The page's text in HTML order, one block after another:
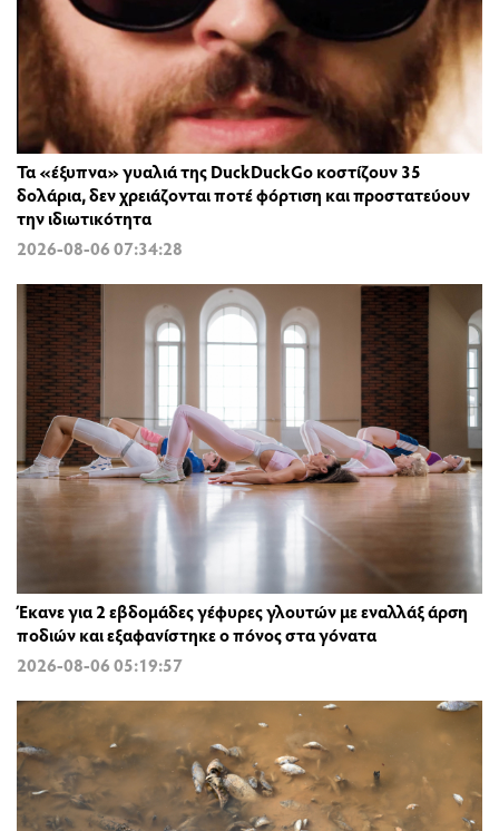
Τα «έξυπνα» γυαλιά της DuckDuckGo κοστίζουν 35
δολάρια, δεν χρειάζονται ποτέ φόρτιση και προστατεύουν
την ιδιωτικότητα
2026-08-06 07:34:28
Έκανε για 2 εβδομάδες γέφυρες γλουτών με εναλλάξ άρση
ποδιών και εξαφανίστηκε ο πόνος στα γόνατα
2026-08-06 05:19:57